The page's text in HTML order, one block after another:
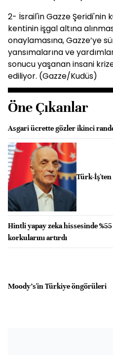
2-⁠ ⁠İsrail'in Gazze Şeridi'nin
kentinin işgal altına
onaylamasına, Gazze’ye
yansımalarına ve
sonucu yaşanan insani
ediliyor. (Gazze/Kudüs)
Öne Çıkanlar
Asgari ücrette gözler ikinci
Türk-İş'ten
Hintli yapay zeka hissesinde
korkularını artırdı
Moody's'in Türkiye öngörüleri